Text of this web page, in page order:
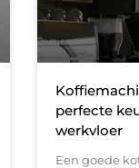
perfecte
werkvloer
Een goede